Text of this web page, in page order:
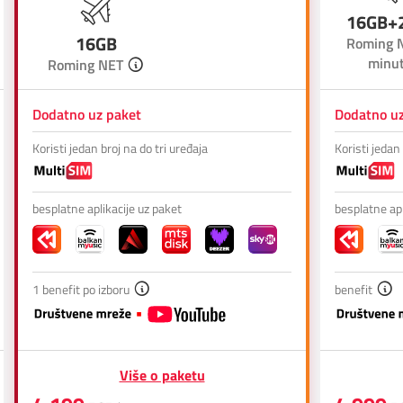
Prilagođeno tebi
Putuj pametnije
16GB
Roming NET
Dodatno uz paket
Koristi jedan broj na do tri uređaja
besplatne aplikacije uz paket
1 benefit po izboru
Više o paketu
Roming
Dodatno
Koristi
besplatne
benefit